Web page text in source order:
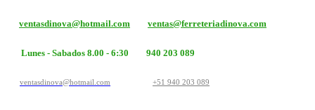
ventasdinova@hotmail.com ventas@ferreteriadinova.com
Lunes - Sabados 8.00 - 6:30 940 203 089
ventasdinova@hotmail.com +51 940 203 089